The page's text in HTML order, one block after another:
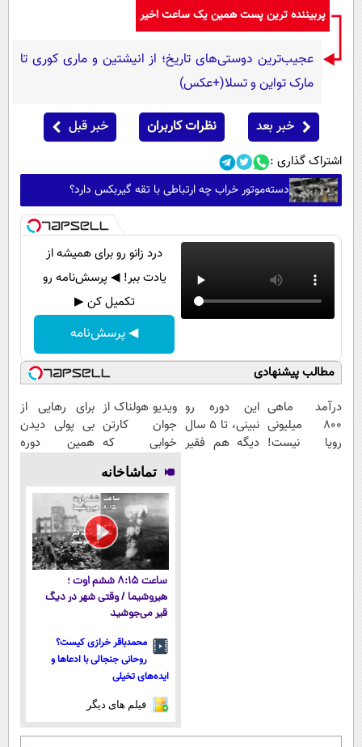
پربیننده ترین پست همین یک ساعت اخیر
عجیب‌ترین دوستی‌های تاریخ؛ از انیشتین و ماری کوری تا
مارک تواین و تسلا(+عکس)
خبر بعد نظرات کاربران خبر قبل
اشتراک گذاری :
دسته‌موتور خراب چه ارتباطی با تقه گیربکس دارد؟
درد زانو رو برای همیشه از
یادت ببر! ◀ پرسش‌نامه رو
تکمیل کن ▶
◀ پرسش‌نامه
مطالب پیشنهادی
درآمد ماهی
800 میلیونی
رویا نیست!
این دوره رو
نبینی، تا 5 سال
دیگه هم فقیر
ویدیو هولناک از
جوان کارتن
خوابی که
میلیاردر شد.
آموزش رایگان
برای رهایی از
بی پولی دیدن
همین دوره
کن)
تماشاخانه
ساعت ۸:۱۵ ششم اوت ؛
هیروشیما / وقتی شهر در دیگ
قیر می‌جوشید
محمدباقر خرازی کیست؟
روحانی جنجالی با ادعاها و
ایده‌های تخیلی
فیلم های دیگر